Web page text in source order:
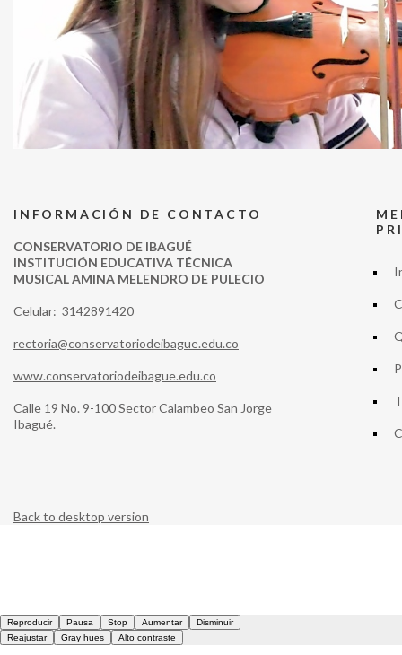
INFORMACIÓN DE CONTACTO
CONSERVATORIO DE IBAGUÉ
INSTITUCIÓN EDUCATIVA TÉCNICA
MUSICAL AMINA MELENDRO DE PULECIO
Celular: 3142891420
rectoria@conservatoriodeibague.edu.co
www.conservatoriodeibague.edu.co
Calle 19 No. 9-100 Sector Calambeo San Jorge
Ibagué.
Back to desktop version